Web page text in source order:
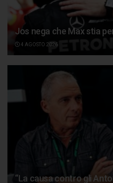
Jos nega che Max stia
4 AGOSTO 2026
“La causa contro gli